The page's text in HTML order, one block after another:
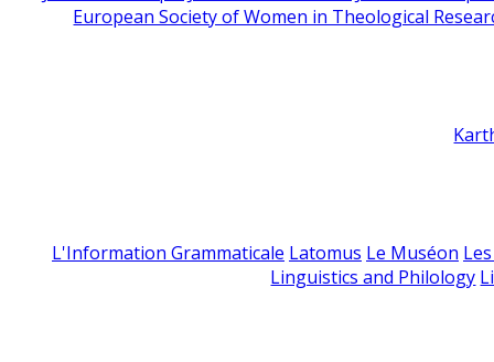
European Society of Women in Theological
L'Information Grammaticale Latomus Le Muséon
Linguistics and Philology